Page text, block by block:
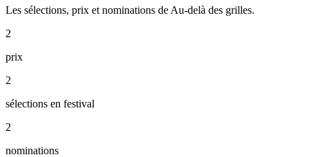
Les sélections, prix et nominations de Au-delà des grilles.
2
prix
2
sélections en festival
2
nominations